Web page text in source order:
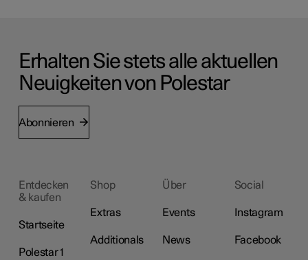
Erhalten Sie stets alle aktuellen
Neuigkeiten von Polestar
Abonnieren
Entdecken
& kaufen
Startseite
Polestar 1
Shop
Extras
Additionals
Über
Events
News
Social
Instagram
Facebook